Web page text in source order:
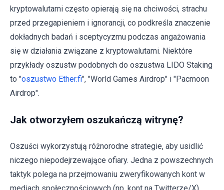
kryptowalutami często opierają się na chciwości, strachu
przed przegapieniem i ignorancji, co podkreśla znaczenie
dokładnych badań i sceptycyzmu podczas angażowania
się w działania związane z kryptowalutami. Niektóre
przykłady oszustw podobnych do oszustwa LIDO Staking
to "oszustwo Ether.fi", "World Games Airdrop" i "Pacmoon
Airdrop".
Jak otworzyłem oszukańczą witrynę?
Oszuści wykorzystują różnorodne strategie, aby usidlić
niczego niepodejrzewające ofiary. Jedna z powszechnych
taktyk polega na przejmowaniu zweryfikowanych kont w